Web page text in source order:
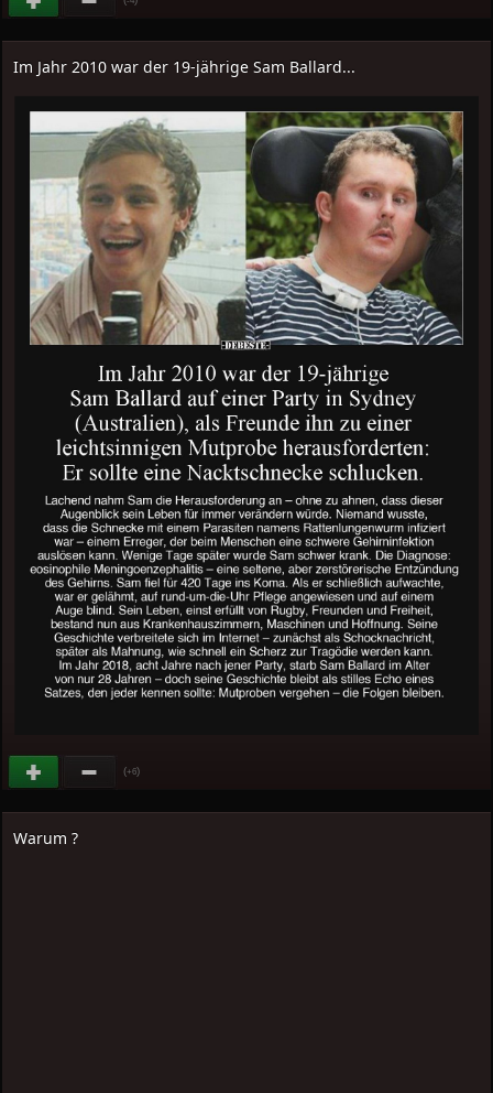
Im Jahr 2010 war der 19-jährige Sam Ballard...
(+6)
Warum ?